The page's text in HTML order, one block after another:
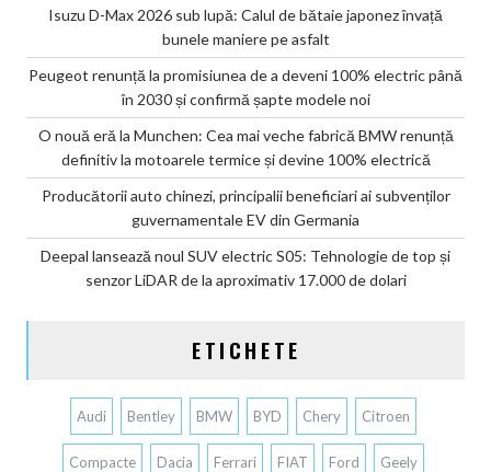
Isuzu D-Max 2026 sub lupă: Calul de bătaie japonez învață
bunele maniere pe asfalt
Peugeot renunță la promisiunea de a deveni 100% electric până
în 2030 și confirmă șapte modele noi
O nouă eră la Munchen: Cea mai veche fabrică BMW renunță
definitiv la motoarele termice și devine 100% electrică
Producătorii auto chinezi, principalii beneficiari ai subvenților
guvernamentale EV din Germania
Deepal lansează noul SUV electric S05: Tehnologie de top și
senzor LiDAR de la aproximativ 17.000 de dolari
ETICHETE
Audi Bentley BMW BYD Chery Citroen
Compacte Dacia Ferrari FIAT Ford Geely